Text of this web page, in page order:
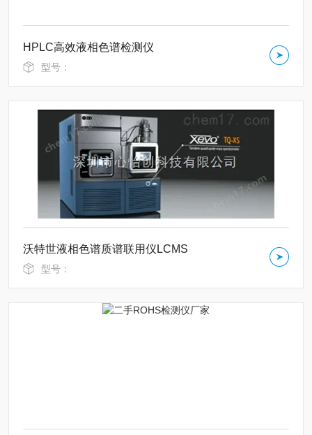
HPLC高效液相色谱检测仪
型号：
沃特世液相色谱质谱联用仪LCMS
型号：